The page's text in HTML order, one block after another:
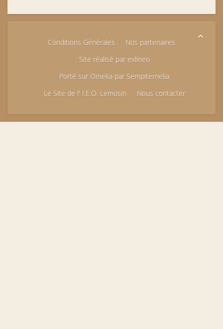
Conditions Générales
Nos partenaires
Site réalisé par exlineo
Porté sur Omeka par Sempiternelia
Le Site de l' I.E.O. Lemosin
Nous contacter